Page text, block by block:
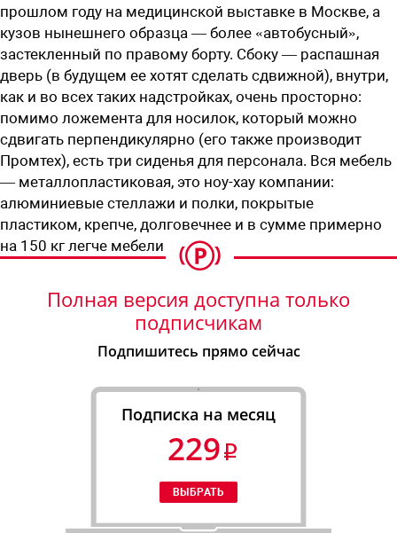
прошлом году на медицинской выставке в Москве, а
кузов нынешнего образца — более «автобусный»,
застекленный по правому борту. Сбоку — распашная
дверь (в будущем ее хотят сделать сдвижной), внутри,
как и во всех таких надстройках, очень просторно:
помимо ложемента для носилок, который можно
сдвигать перпендикулярно (его также производит
Промтех), есть три сиденья для персонала. Вся мебель
— металлопластиковая, это ноу-хау компании:
алюминиевые стеллажи и полки, покрытые
пластиком, крепче, долговечнее и в сумме примерно
на 150 кг легче мебели из ДСП.
Полная версия доступна только
подписчикам
Подпишитесь прямо сейчас
Подписка на месяц
229